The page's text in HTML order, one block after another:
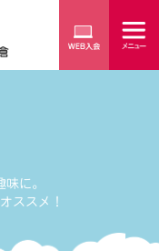
に。
ススメ！